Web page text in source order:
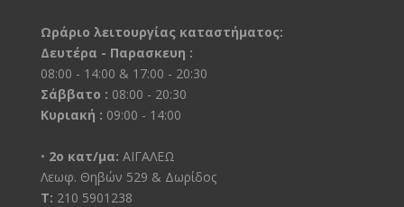
Ωράριο λειτουργίας καταστήματος:
Δευτέρα - Παρασκευη :
08:00 - 14:00 & 17:00 - 20:30
Σάββατο : 08:00 - 20:30
Κυριακή : 09:00 - 14:00
• 2ο κατ/μα: ΑΙΓΑΛΕΩ
Λεωφ. Θηβών 529 & Δωρίδος
Τ: 210 5901238